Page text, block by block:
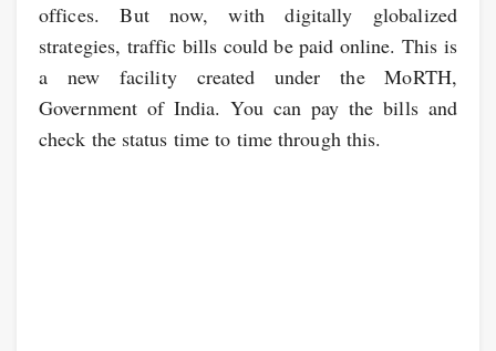
offices. But now, with digitally globalized
strategies, traffic bills could be paid online. This is
a new facility created under the MoRTH,
Government of India. You can pay the bills and
check the status time to time through this.